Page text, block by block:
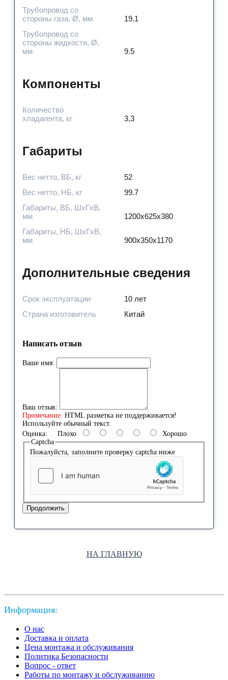
Трубопровод со
стороны газа, Ø, мм
19.1
Трубопровод со
стороны жидкости, Ø,
мм
9.5
Компоненты
Количество
хладагента, кг
3,3
Габариты
Вес нетто, ВБ, кг
52
Вес нетто, НБ, кг
99.7
Габариты, ВБ, ШхГхВ,
мм
1200x625x380
Габариты, НБ, ШхГхВ,
мм
900x350x1170
Дополнительные сведения
Срок эксплуатации
10 лет
Страна изготовитель
Китай
Написать отзыв
Ваше имя:
Ваш отзыв:
Примечание: HTML разметка не поддерживается!
Используйте обычный текст.
Оценка: Плохо
Хорошо
Captcha
Пожалуйста, заполните проверку captcha ниже
Продолжить
НА ГЛАВНУЮ
Информация:
О нас
Доставка и оплата
Цена монтажа и обслуживания
Политика Безопасности
Вопрос - ответ
Работы по монтажу и обслуживанию